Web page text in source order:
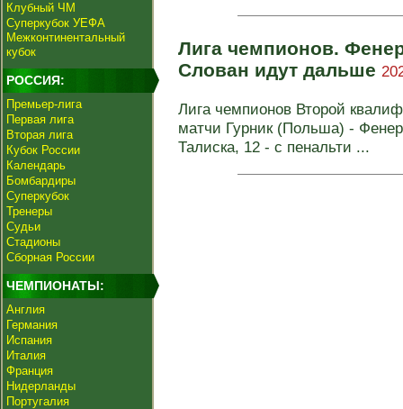
Клубный ЧМ
Суперкубок УЕФА
Межконтинентальный
кубок
РОССИЯ:
Премьер-лига
Первая лига
Вторая лига
Кубок России
Календарь
Бомбардиры
Суперкубок
Тренеры
Судьи
Стадионы
Сборная России
ЧЕМПИОНАТЫ:
Англия
Германия
Испания
Италия
Франция
Нидерланды
Португалия
Лига чемпионов.
Слован идут дальше
Лига чемпионов Второй
матчи Гурник (Польша) -
Талиска, 12 - с пенальти ...